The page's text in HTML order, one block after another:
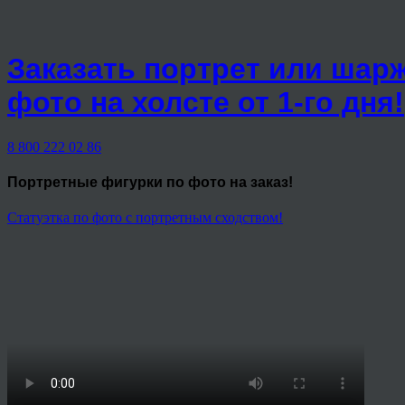
Заказать портрет или
фото на холсте от 1-го дня!
8 800 222 02 86
Портретные фигурки по фото на заказ!
Статуэтка по фото с портретным сходством!